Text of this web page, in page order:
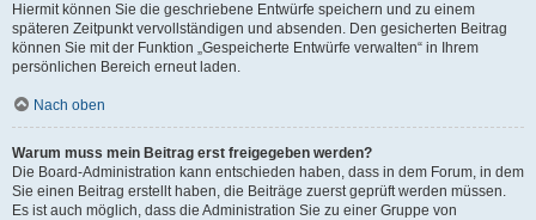
Hiermit können Sie die geschriebene Entwürfe speichern und zu einem
späteren Zeitpunkt vervollständigen und absenden. Den gesicherten Beitrag
können Sie mit der Funktion „Gespeicherte Entwürfe verwalten“ in Ihrem
persönlichen Bereich erneut laden.
Nach oben
Warum muss mein Beitrag erst freigegeben werden?
Die Board-Administration kann entschieden haben, dass in dem Forum, in dem
Sie einen Beitrag erstellt haben, die Beiträge zuerst geprüft werden müssen.
Es ist auch möglich, dass die Administration Sie zu einer Gruppe von